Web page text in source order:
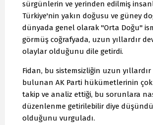
sürgünlerin ve yerinden edilmiş
Türkiye'nin yakın doğusu ve güney
dünyada genel olarak "Orta Doğu"
görmüş coğrafyada, uzun yıllardır
olaylar olduğunu dile getirdi.
Fidan, bu sistemsizliğin uzun
bulunan AK Parti hükümetlerinin çok
takip ve analiz ettiği, bu sorunlara
düzenlenme getirilebilir diye
olduğunu vurguladı.